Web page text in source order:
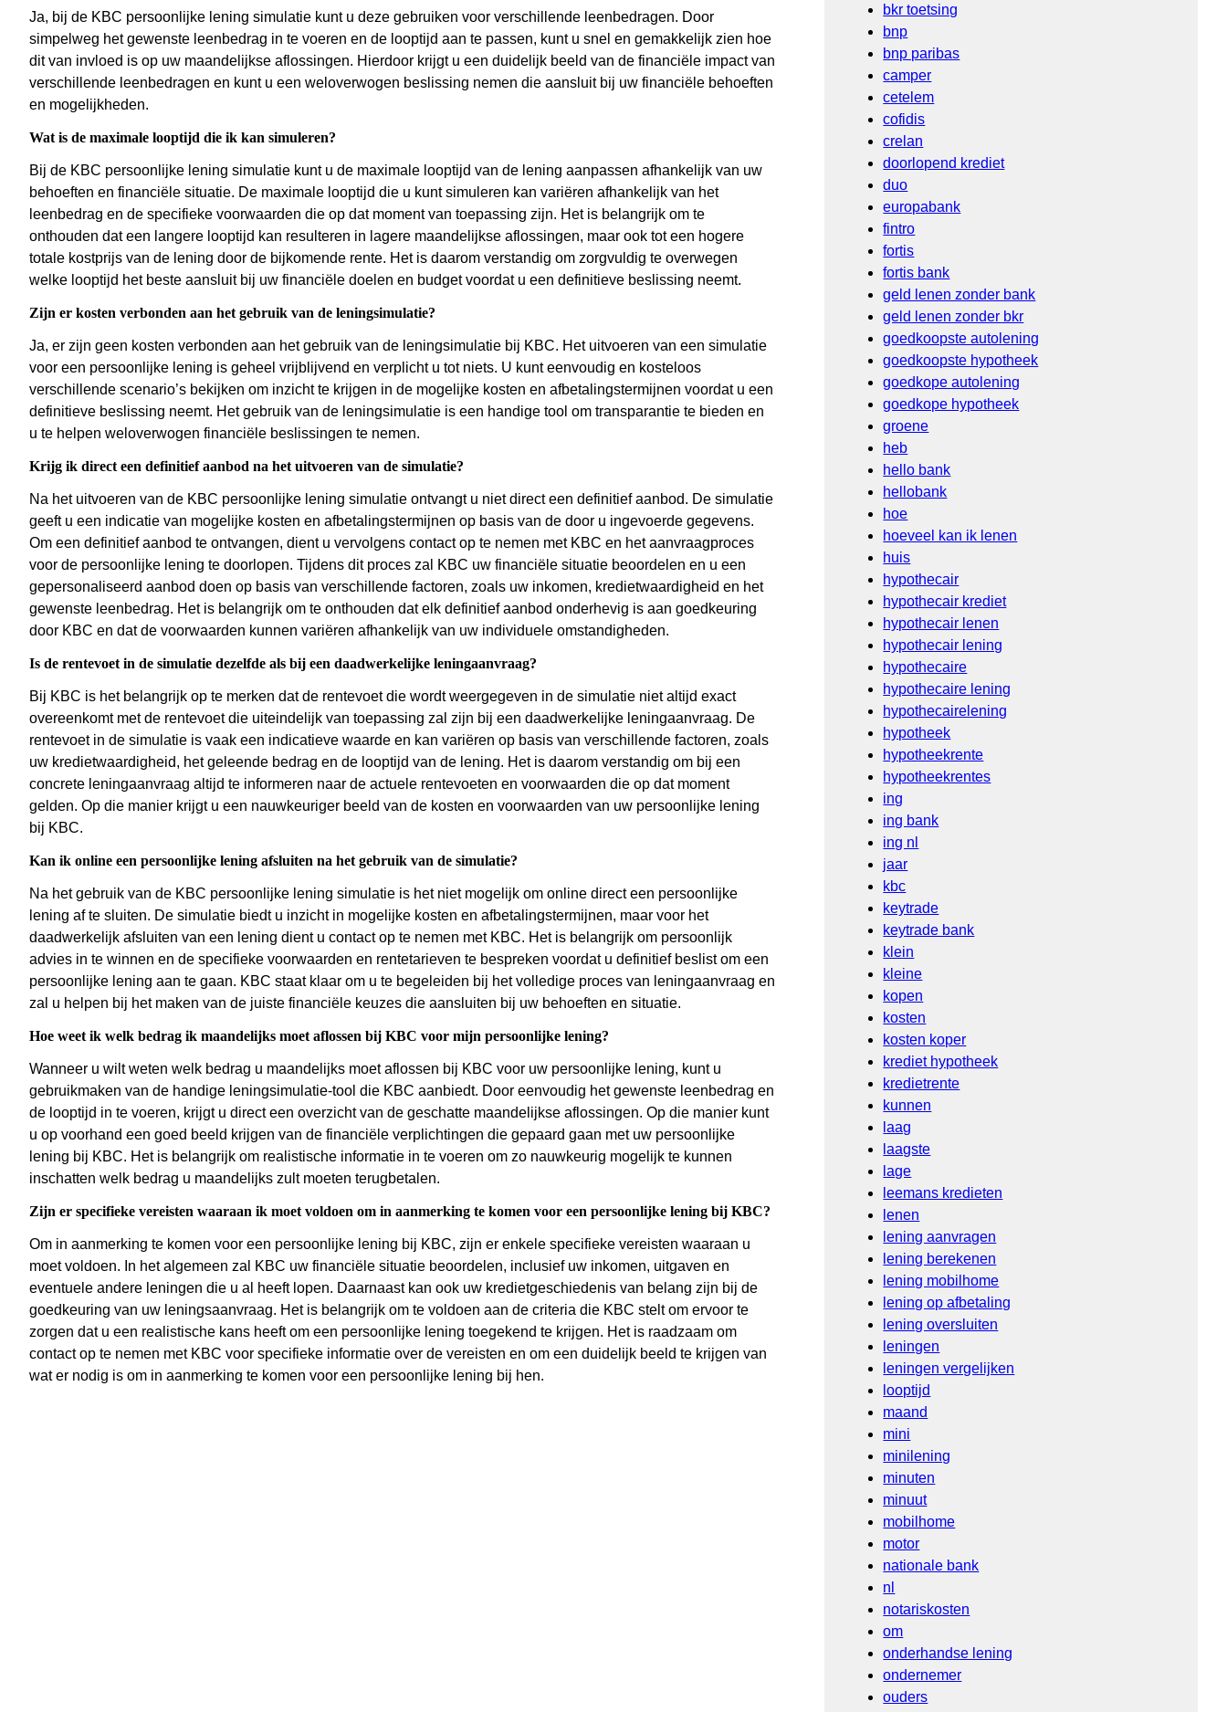
Ja, bij de KBC persoonlijke lening simulatie kunt u deze gebruiken voor verschillende leenbedragen. Door
simpelweg het gewenste leenbedrag in te voeren en de looptijd aan te passen, kunt u snel en gemakkelijk zien hoe
dit van invloed is op uw maandelijkse aflossingen. Hierdoor krijgt u een duidelijk beeld van de financiële impact van
verschillende leenbedragen en kunt u een weloverwogen beslissing nemen die aansluit bij uw financiële behoeften
en mogelijkheden.
Wat is de maximale looptijd die ik kan simuleren?
Bij de KBC persoonlijke lening simulatie kunt u de maximale looptijd van de lening aanpassen afhankelijk van uw
behoeften en financiële situatie. De maximale looptijd die u kunt simuleren kan variëren afhankelijk van het
leenbedrag en de specifieke voorwaarden die op dat moment van toepassing zijn. Het is belangrijk om te
onthouden dat een langere looptijd kan resulteren in lagere maandelijkse aflossingen, maar ook tot een hogere
totale kostprijs van de lening door de bijkomende rente. Het is daarom verstandig om zorgvuldig te overwegen
welke looptijd het beste aansluit bij uw financiële doelen en budget voordat u een definitieve beslissing neemt.
Zijn er kosten verbonden aan het gebruik van de leningsimulatie?
Ja, er zijn geen kosten verbonden aan het gebruik van de leningsimulatie bij KBC. Het uitvoeren van een simulatie
voor een persoonlijke lening is geheel vrijblijvend en verplicht u tot niets. U kunt eenvoudig en kosteloos
verschillende scenario’s bekijken om inzicht te krijgen in de mogelijke kosten en afbetalingstermijnen voordat u een
definitieve beslissing neemt. Het gebruik van de leningsimulatie is een handige tool om transparantie te bieden en
u te helpen weloverwogen financiële beslissingen te nemen.
Krijg ik direct een definitief aanbod na het uitvoeren van de simulatie?
Na het uitvoeren van de KBC persoonlijke lening simulatie ontvangt u niet direct een definitief aanbod. De simulatie
geeft u een indicatie van mogelijke kosten en afbetalingstermijnen op basis van de door u ingevoerde gegevens.
Om een definitief aanbod te ontvangen, dient u vervolgens contact op te nemen met KBC en het aanvraagproces
voor de persoonlijke lening te doorlopen. Tijdens dit proces zal KBC uw financiële situatie beoordelen en u een
gepersonaliseerd aanbod doen op basis van verschillende factoren, zoals uw inkomen, kredietwaardigheid en het
gewenste leenbedrag. Het is belangrijk om te onthouden dat elk definitief aanbod onderhevig is aan goedkeuring
door KBC en dat de voorwaarden kunnen variëren afhankelijk van uw individuele omstandigheden.
Is de rentevoet in de simulatie dezelfde als bij een daadwerkelijke leningaanvraag?
Bij KBC is het belangrijk op te merken dat de rentevoet die wordt weergegeven in de simulatie niet altijd exact
overeenkomt met de rentevoet die uiteindelijk van toepassing zal zijn bij een daadwerkelijke leningaanvraag. De
rentevoet in de simulatie is vaak een indicatieve waarde en kan variëren op basis van verschillende factoren, zoals
uw kredietwaardigheid, het geleende bedrag en de looptijd van de lening. Het is daarom verstandig om bij een
concrete leningaanvraag altijd te informeren naar de actuele rentevoeten en voorwaarden die op dat moment
gelden. Op die manier krijgt u een nauwkeuriger beeld van de kosten en voorwaarden van uw persoonlijke lening
bij KBC.
Kan ik online een persoonlijke lening afsluiten na het gebruik van de simulatie?
Na het gebruik van de KBC persoonlijke lening simulatie is het niet mogelijk om online direct een persoonlijke
lening af te sluiten. De simulatie biedt u inzicht in mogelijke kosten en afbetalingstermijnen, maar voor het
daadwerkelijk afsluiten van een lening dient u contact op te nemen met KBC. Het is belangrijk om persoonlijk
advies in te winnen en de specifieke voorwaarden en rentetarieven te bespreken voordat u definitief beslist om een
persoonlijke lening aan te gaan. KBC staat klaar om u te begeleiden bij het volledige proces van leningaanvraag en
zal u helpen bij het maken van de juiste financiële keuzes die aansluiten bij uw behoeften en situatie.
Hoe weet ik welk bedrag ik maandelijks moet aflossen bij KBC voor mijn persoonlijke lening?
Wanneer u wilt weten welk bedrag u maandelijks moet aflossen bij KBC voor uw persoonlijke lening, kunt u
gebruikmaken van de handige leningsimulatie-tool die KBC aanbiedt. Door eenvoudig het gewenste leenbedrag en
de looptijd in te voeren, krijgt u direct een overzicht van de geschatte maandelijkse aflossingen. Op die manier kunt
u op voorhand een goed beeld krijgen van de financiële verplichtingen die gepaard gaan met uw persoonlijke
lening bij KBC. Het is belangrijk om realistische informatie in te voeren om zo nauwkeurig mogelijk te kunnen
inschatten welk bedrag u maandelijks zult moeten terugbetalen.
Zijn er specifieke vereisten waaraan ik moet voldoen om in aanmerking te komen voor een persoonlijke lening bij KBC?
Om in aanmerking te komen voor een persoonlijke lening bij KBC, zijn er enkele specifieke vereisten waaraan u
moet voldoen. In het algemeen zal KBC uw financiële situatie beoordelen, inclusief uw inkomen, uitgaven en
eventuele andere leningen die u al heeft lopen. Daarnaast kan ook uw kredietgeschiedenis van belang zijn bij de
goedkeuring van uw leningsaanvraag. Het is belangrijk om te voldoen aan de criteria die KBC stelt om ervoor te
zorgen dat u een realistische kans heeft om een persoonlijke lening toegekend te krijgen. Het is raadzaam om
contact op te nemen met KBC voor specifieke informatie over de vereisten en om een duidelijk beeld te krijgen van
wat er nodig is om in aanmerking te komen voor een persoonlijke lening bij hen.
bkr toetsing
bnp
bnp paribas
camper
cetelem
cofidis
crelan
doorlopend krediet
duo
europabank
fintro
fortis
fortis bank
geld lenen zonder bank
geld lenen zonder bkr
goedkoopste autolening
goedkoopste hypotheek
goedkope autolening
goedkope hypotheek
groene
heb
hello bank
hellobank
hoe
hoeveel kan ik lenen
huis
hypothecair
hypothecair krediet
hypothecair lenen
hypothecair lening
hypothecaire
hypothecaire lening
hypothecairelening
hypotheek
hypotheekrente
hypotheekrentes
ing
ing bank
ing nl
jaar
kbc
keytrade
keytrade bank
klein
kleine
kopen
kosten
kosten koper
krediet hypotheek
kredietrente
kunnen
laag
laagste
lage
leemans kredieten
lenen
lening aanvragen
lening berekenen
lening mobilhome
lening op afbetaling
lening oversluiten
leningen
leningen vergelijken
looptijd
maand
mini
minilening
minuten
minuut
mobilhome
motor
nationale bank
nl
notariskosten
om
onderhandse lening
ondernemer
ouders